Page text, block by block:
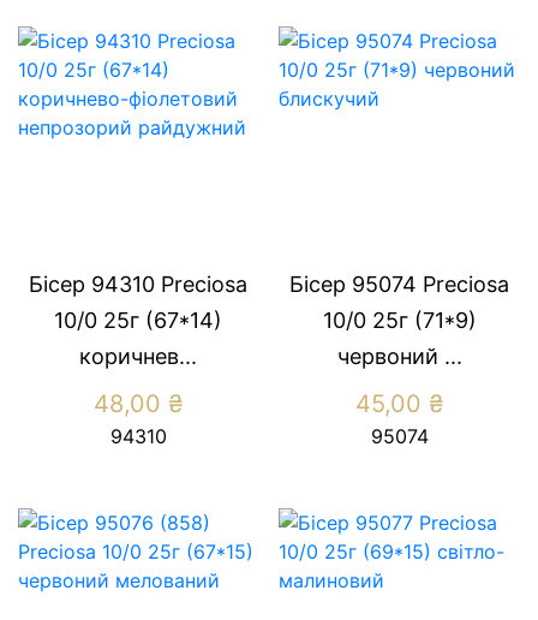
Бісер 94310 Preciosa
10/0 25г (67*14)
коричнев...
48,00 ₴
94310
Бісер 95074 Preciosa
10/0 25г (71*9)
червоний ...
45,00 ₴
95074